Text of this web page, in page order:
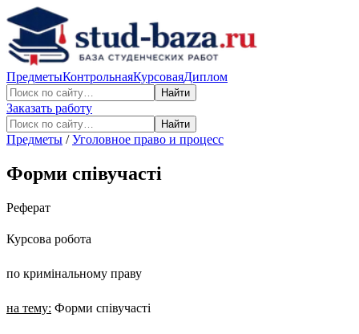
ПредметыКонтрольнаяКурсоваяДиплом
Найти
Заказать работу
Найти
Предметы /Уголовное право и процесс
Форми співучасті
Реферат
Курсова робота
по кримінальному праву
на тему: Форми співучасті